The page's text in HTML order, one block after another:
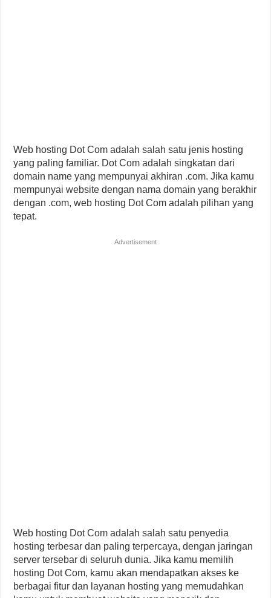
Web hosting Dot Com adalah salah satu jenis hosting
yang paling familiar. Dot Com adalah singkatan dari
domain name yang mempunyai akhiran .com. Jika kamu
mempunyai website dengan nama domain yang berakhir
dengan .com, web hosting Dot Com adalah pilihan yang
tepat.
Advertisement
Web hosting Dot Com adalah salah satu penyedia
hosting terbesar dan paling terpercaya, dengan jaringan
server tersebar di seluruh dunia. Jika kamu memilih
hosting Dot Com, kamu akan mendapatkan akses ke
berbagai fitur dan layanan hosting yang memudahkan